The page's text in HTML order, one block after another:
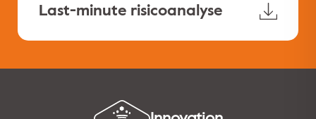
Last-minute risicoanalyse